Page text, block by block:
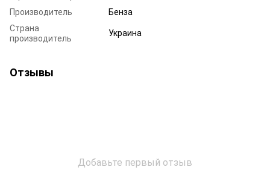
Производитель
Бенза
Страна
производитель
Украина
Отзывы
Добавьте первый отзыв